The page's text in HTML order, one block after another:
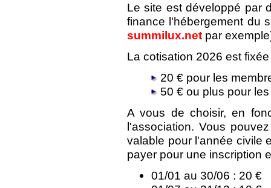
Le site est développé par
finance l'hébergement du
summilux.net par
La cotisation 2026 est
20 € pour les
50 € ou plus pour
A vous de choisir, en
l'association. Vous
valable pour l'année civile
payer pour une inscription
01/01 au 30/06 : 20 €